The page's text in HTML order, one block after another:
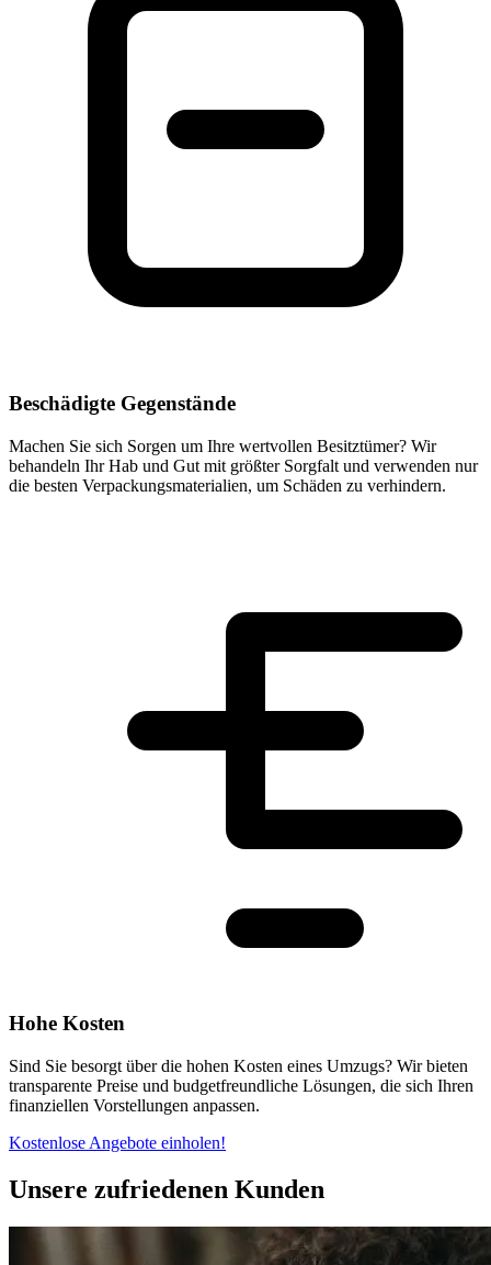
Beschädigte Gegenstände
Machen Sie sich Sorgen um Ihre wertvollen Besitztümer? Wir
behandeln Ihr Hab und Gut mit größter Sorgfalt und verwenden nur
die besten Verpackungsmaterialien, um Schäden zu verhindern.
Hohe Kosten
Sind Sie besorgt über die hohen Kosten eines Umzugs? Wir bieten
transparente Preise und budgetfreundliche Lösungen, die sich Ihren
finanziellen Vorstellungen anpassen.
Kostenlose Angebote einholen!
Unsere zufriedenen Kunden